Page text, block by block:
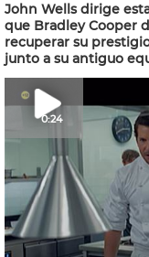
John Wells dirige
que Bradley Cooper
recuperar su
junto a su antiguo
0:24